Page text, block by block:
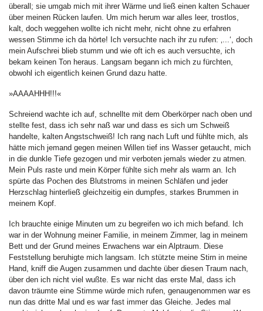
überall; sie umgab mich mit ihrer Wärme und ließ einen kalten Schauer
über meinen Rücken laufen. Um mich herum war alles leer, trostlos,
kalt, doch weggehen wollte ich nicht mehr, nicht ohne zu erfahren
wessen Stimme ich da hörte! Ich versuchte nach ihr zu rufen: ‚...‘, doch
mein Aufschrei blieb stumm und wie oft ich es auch versuchte, ich
bekam keinen Ton heraus. Langsam begann ich mich zu fürchten,
obwohl ich eigentlich keinen Grund dazu hatte.
»AAAAHHH!!!«
Schreiend wachte ich auf, schnellte mit dem Oberkörper nach oben und
stellte fest, dass ich sehr naß war und dass es sich um Schweiß
handelte, kalten Angstschweiß! Ich rang nach Luft und fühlte mich, als
hätte mich jemand gegen meinen Willen tief ins Wasser getaucht, mich
in die dunkle Tiefe gezogen und mir verboten jemals wieder zu atmen.
Mein Puls raste und mein Körper fühlte sich mehr als warm an. Ich
spürte das Pochen des Blutstroms in meinen Schläfen und jeder
Herzschlag hinterließ gleichzeitig ein dumpfes, starkes Brummen in
meinem Kopf.
Ich brauchte einige Minuten um zu begreifen wo ich mich befand. Ich
war in der Wohnung meiner Familie, in meinem Zimmer, lag in meinem
Bett und der Grund meines Erwachens war ein Alptraum. Diese
Feststellung beruhigte mich langsam. Ich stützte meine Stirn in meine
Hand, kniff die Augen zusammen und dachte über diesen Traum nach,
über den ich nicht viel wußte. Es war nicht das erste Mal, dass ich
davon träumte eine Stimme würde mich rufen, genaugenommen war es
nun das dritte Mal und es war fast immer das Gleiche. Jedes mal